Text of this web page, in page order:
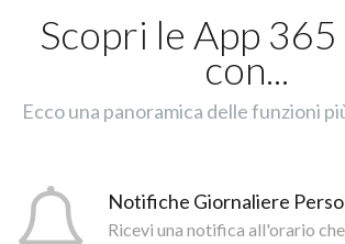
Scopri le App
con...
Ecco una panoramica delle funzioni
Notifiche Giornaliere
Ricevi una notifica all'orario